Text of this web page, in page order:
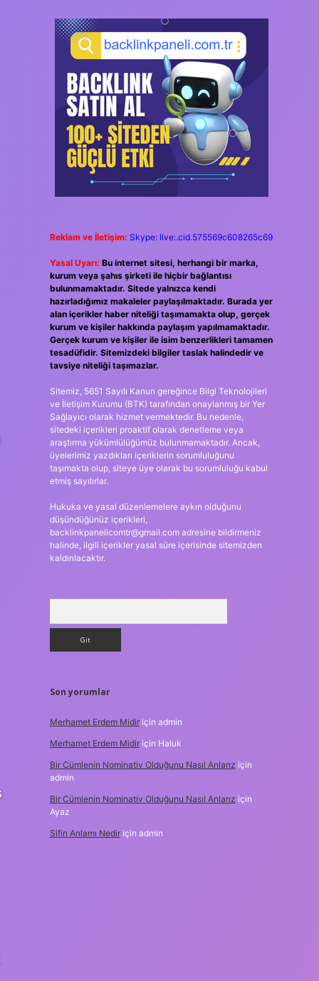
Reklam ve İletişim: Skype: live:.cid.575569c608265c69
Yasal Uyarı: Bu internet sitesi, herhangi bir marka,
kurum veya şahıs şirketi ile hiçbir bağlantısı
bulunmamaktadır. Sitede yalnızca kendi
hazırladığımız makaleler paylaşılmaktadır. Burada yer
alan içerikler haber niteliği taşımamakta olup, gerçek
kurum ve kişiler hakkında paylaşım yapılmamaktadır.
Gerçek kurum ve kişiler ile isim benzerlikleri tamamen
tesadüfidir. Sitemizdeki bilgiler taslak halindedir ve
tavsiye niteliği taşımazlar.
Sitemiz, 5651 Sayılı Kanun gereğince Bilgi Teknolojileri
ve İletişim Kurumu (BTK) tarafından onaylanmış bir Yer
Sağlayıcı olarak hizmet vermektedir. Bu nedenle,
sitedeki içerikleri proaktif olarak denetleme veya
araştırma yükümlülüğümüz bulunmamaktadır. Ancak,
üyelerimiz yazdıkları içeriklerin sorumluluğunu
taşımakta olup, siteye üye olarak bu sorumluluğu kabul
etmiş sayılırlar.
Hukuka ve yasal düzenlemelere aykırı olduğunu
düşündüğünüz içerikleri,
backlinkpanelicomtr@gmail.comadresine bildirmeniz
halinde, ilgili içerikler yasal süre içerisinde sitemizden
kaldırılacaktır.
Son yorumlar
Merhamet Erdem Midiriçin admin
Merhamet Erdem Midiriçin Haluk
Bir Cümlenin Nominativ Olduğunu Nasıl Anlarız için
admin
Bir Cümlenin Nominativ Olduğunu Nasıl Anlarız için
Ayaz
Sifin Anlamı Nediriçin admin